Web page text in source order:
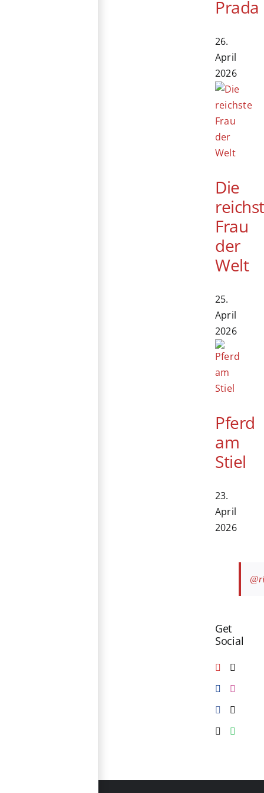
Prada
26.
April
2026
Die
Frau
der
Welt
25.
April
2026
Pferd
am
Stiel
23.
April
2026
Get
Social